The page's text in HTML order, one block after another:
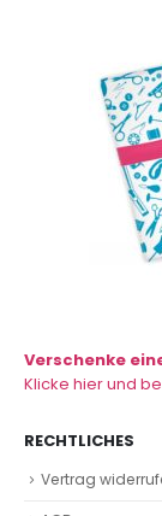
Verschenke
Klicke hier und
RECHTLICHES
Vertrag